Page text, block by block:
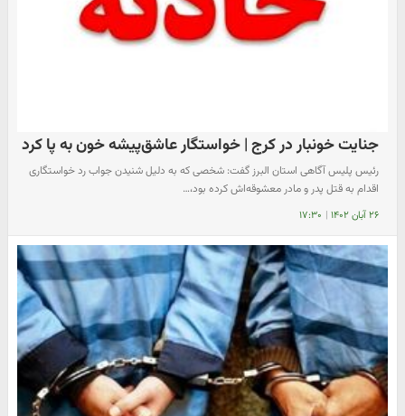
جنایت خونبار در کرج | خواستگار عاشق‌پیشه خون به پا کرد
رئیس پلیس آگاهی استان البرز گفت: شخصی که به دلیل شنیدن جواب رد خواستگاری
اقدام به قتل پدر و مادر معشوقه‌اش کرده بود،…
۲۶ آبان ۱۴۰۲ | ۱۷:۳۰